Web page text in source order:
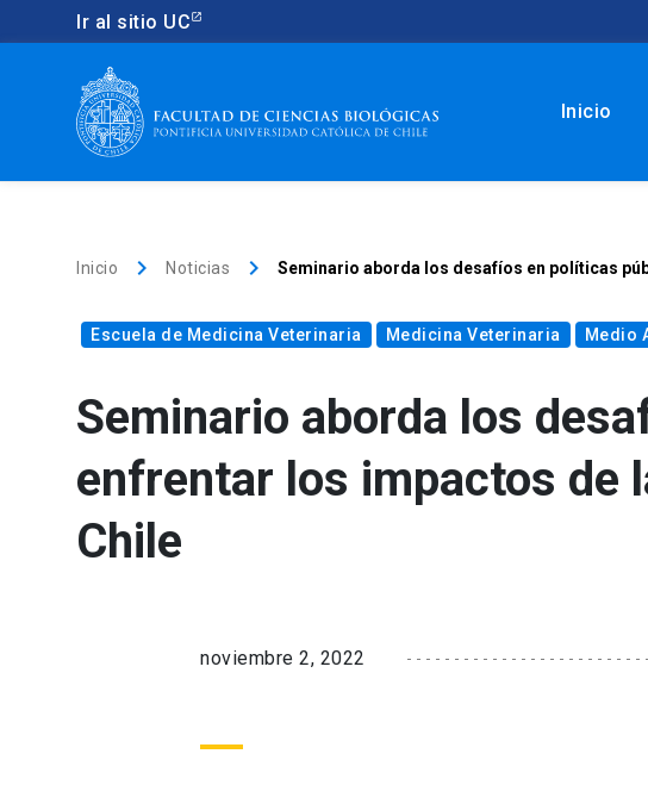
Ir al sitio UC
Inicio
Inicio keyboard_arrow_right Noticias keyboard_arrow_right Seminario aborda los desafíos en políticas
Escuela de Medicina Veterinaria Medicina Veterinaria Medio
Seminario aborda los
enfrentar los impactos de
Chile
noviembre 2, 2022